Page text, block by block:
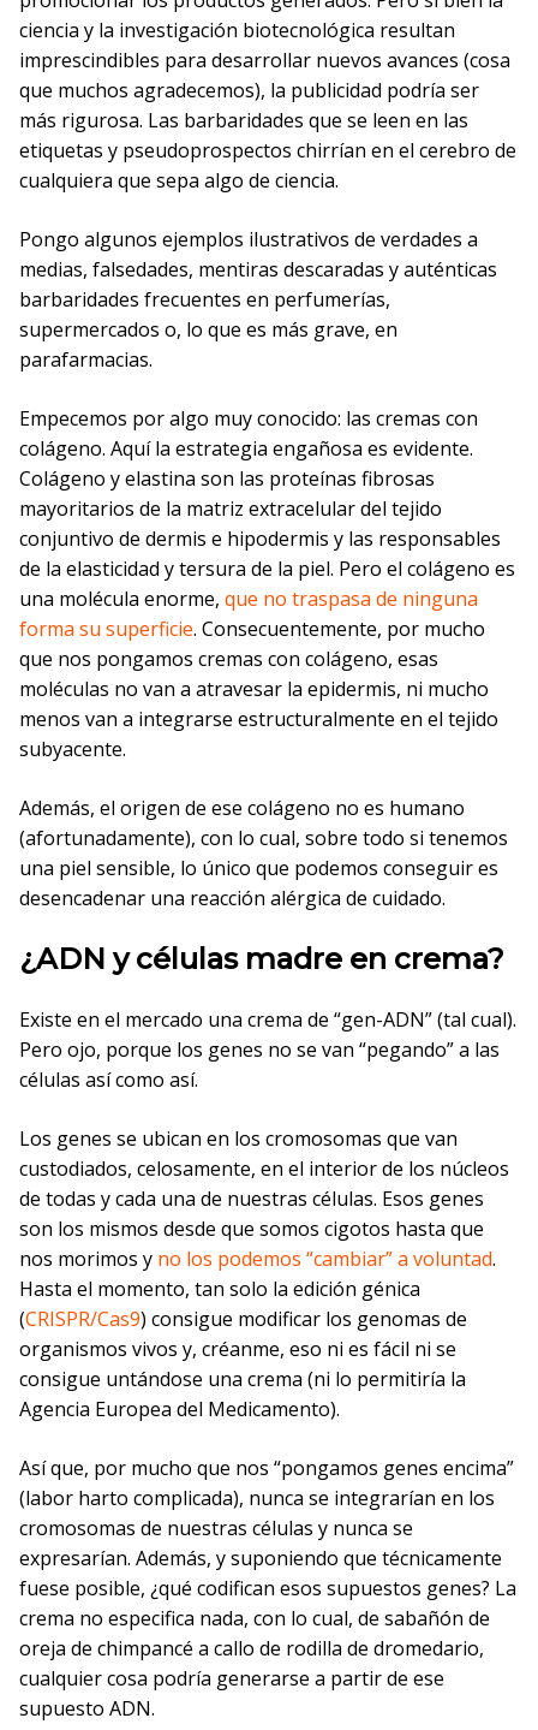
ciencia y la investigación biotecnológica resultan
imprescindibles para desarrollar nuevos avances (cosa
que muchos agradecemos), la publicidad podría ser
más rigurosa. Las barbaridades que se leen en las
etiquetas y pseudoprospectos chirrían en el cerebro de
cualquiera que sepa algo de ciencia.
Pongo algunos ejemplos ilustrativos de verdades a
medias, falsedades, mentiras descaradas y auténticas
barbaridades frecuentes en perfumerías,
supermercados o, lo que es más grave, en
parafarmacias.
Empecemos por algo muy conocido: las cremas con
colágeno. Aquí la estrategia engañosa es evidente.
Colágeno y elastina son las proteínas fibrosas
mayoritarios de la matriz extracelular del tejido
conjuntivo de dermis e hipodermis y las responsables
de la elasticidad y tersura de la piel. Pero el colágeno es
una molécula enorme, que no traspasa de ninguna
forma su superficie. Consecuentemente, por mucho
que nos pongamos cremas con colágeno, esas
moléculas no van a atravesar la epidermis, ni mucho
menos van a integrarse estructuralmente en el tejido
subyacente.
Además, el origen de ese colágeno no es humano
(afortunadamente), con lo cual, sobre todo si tenemos
una piel sensible, lo único que podemos conseguir es
desencadenar una reacción alérgica de cuidado.
¿ADN y células madre en crema?
Existe en el mercado una crema de “gen-ADN” (tal cual).
Pero ojo, porque los genes no se van “pegando” a las
células así como así.
Los genes se ubican en los cromosomas que van
custodiados, celosamente, en el interior de los núcleos
de todas y cada una de nuestras células. Esos genes
son los mismos desde que somos cigotos hasta que
nos morimos y no los podemos “cambiar” a voluntad.
Hasta el momento, tan solo la edición génica
(CRISPR/Cas9) consigue modificar los genomas de
organismos vivos y, créanme, eso ni es fácil ni se
consigue untándose una crema (ni lo permitiría la
Agencia Europea del Medicamento).
Así que, por mucho que nos “pongamos genes encima”
(labor harto complicada), nunca se integrarían en los
cromosomas de nuestras células y nunca se
expresarían. Además, y suponiendo que técnicamente
fuese posible, ¿qué codifican esos supuestos genes? La
crema no especifica nada, con lo cual, de sabañón de
oreja de chimpancé a callo de rodilla de dromedario,
cualquier cosa podría generarse a partir de ese
supuesto ADN.